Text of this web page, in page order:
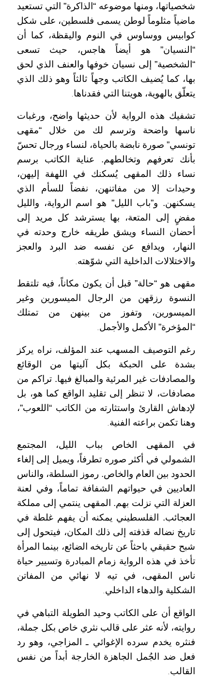
شخصياتها، ومنها موضوعه “الذاكرة” التي تستعيد
ماضياً مثلوماً لوطن يسمى فلسطين، على شكل
كوابيس ووساوس في النوم واليقظة، كما أن
“النسيان” هو أيضاً هاجس، حيث تسعى
“الشخصية” إلى نسيان خوفها والعنف الذي لحق
بها، كما يُضيف الكاتب وجهاً ثالثاً وهو ذلك الذي
يتعلّق بالهوية، هويتنا التي فقدناها.
تشفيك هذه الرواية لأن حديثها واضح، ورغبات
ناسها واضحة وترسم لك من خلال “مقهى
تونسي” صورة نابضة بالحياة، لنساء ورجال تحسّ
بأنك تعرفهم وتخالطهم. عناية الكاتب برسم
نساء ذلك المقهى يُسكنك في اللهفة إليهن،
وحيدات إلا من مفاتنهن، نفضاً للسأم الذي
يسكنهن. و”باب الليل” هو اسم الرواية، والليل
مفضٍ إلى المتعة، بها يسترشد كل مريد إلى
أحضان النساء ويشق طريقه خارج وحدته في
النهار، ويدافع عن نفسه ضد البرد والعجز
والاختلالات الداخلية التي شوّهته.
مقهى هو “حالة” قبل أن يكون مكاناً، فيه تلتقط
النسوة رزقهن من الرجال الميسورين وغير
الميسورين، وتفوز من بينهن من تمتلك
“المؤخرة” الأكمل والأجمل.
رغم التوصيف المسهب عند المؤلف، نراه يركز
بشدة على الحبكة بكل آليتها من الوقائع
والمصادفات غير المرئية والمبالغ فيها. تراكم من
مصادفات، لا تنظر إلى تقليد الواقع كما هو، بل
لإدهاش القارئ واستثارته من الكاتب “اللعوب”،
وهنا تكمن براعته الفنية.
في المقهى الخاص بباب الليل، المجتمع
الشمولي في أكثر صوره تطرفاً، ويميل إلى إلغاء
الحدود بين العام والخاص. رموز السلطة، والناس
العاديين في حيواتهم الشفافة تماماً، وفي لعنة
العزلة التي نزلت بهم. المقهى ينتمي إلى مملكة
العجائب. الفلسطيني يمكنه أن يفهم غلطة في
تاريخ نضاله قذفته إلى ذلك المكان، فيتحول إلى
شبح حقيقي باحثاً عن تاريخه الضائع، بينما المرأة
تأخذ في هذه الرواية زمام المبادرة وتسيير حياة
ناس المقهى، في تيه لا نهائي من المفاتن
الشكلية والدهاء الداخلي.
الواقع أن على الكاتب وحيد الطويلة التباهي في
روايته، لأنه عثر على قالب نثري خاص بكل جملة،
فنثره يخدم سرده الإغوائي ـ المزاجي، وهو رد
فعل ضد الجُمل الجاهزة الخارجة أبداً من نفس
القالب.